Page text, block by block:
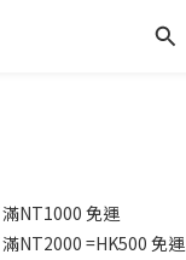
NT1000 免運
NT2000 =HK500 免運